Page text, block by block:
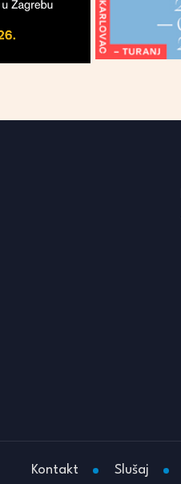
Kontakt Slušaj